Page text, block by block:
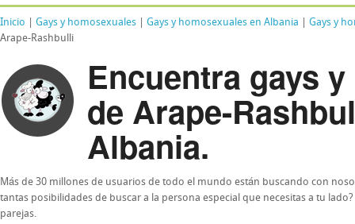
Inicio Gays y homosexuales Gays y homosexuales en Albania
Gays y
Arape-Rashbulli
Encuentra gays
de Arape-
Albania.
Más de 30 millones de usuarios de todo el mundo están buscando con
tantas posibilidades de buscar a la persona especial que necesitas a tu
parejas.